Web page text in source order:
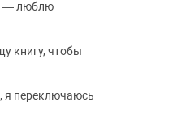
— люблю
книгу, чтобы
я переключаюсь